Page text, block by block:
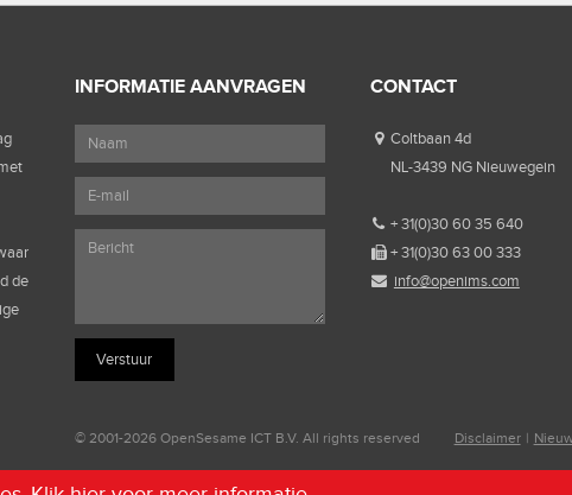
de
INFORMATIE AANVRAGEN CONTACT
Coltbaan 4d
NL-3439 NG Nieuwegein
+ 31(0)30 60 35 640
+ 31(0)30 63 00 333
info@openims.com
© 2001-2026 OpenSesame ICT B.V. All rights reserved Disclaimer |